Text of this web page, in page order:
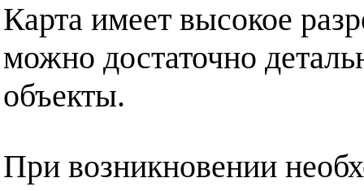
Карта имеет высокое
можно достаточно
объекты.
При возникновении